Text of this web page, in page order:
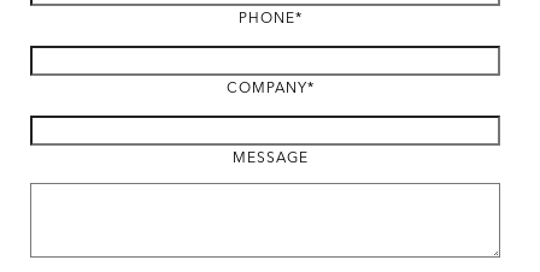
PHONE*
COMPANY*
MESSAGE